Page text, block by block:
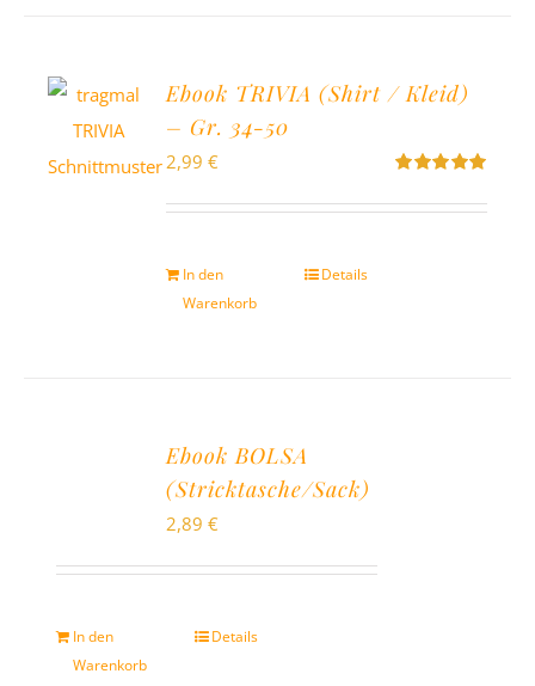
Ebook TRIVIA (Shirt / Kleid)
– Gr. 34-50
mit5.00von
2,99€
In den
Warenkorb
Details
Ebook BOLSA
(Stricktasche/Sack)
2,89€
In den
Warenkorb
Details